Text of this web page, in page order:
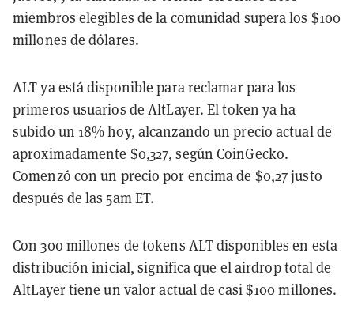
miembros elegibles de la comunidad supera los $100
millones de dólares.
ALT ya está disponible para reclamar para los
primeros usuarios de AltLayer. El token ya ha
subido un 18% hoy, alcanzando un precio actual de
aproximadamente $0,327, segúnCoinGecko.
Comenzó con un precio por encima de $0,27 justo
después de las 5am ET.
Con 300 millones de tokens ALT disponibles en esta
distribución inicial, significa que el airdrop total de
AltLayer tiene un valor actual de casi $100 millones.